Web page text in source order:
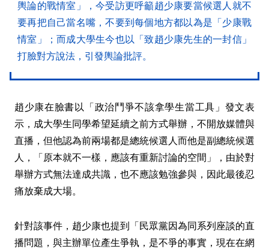
輿論的戰情室」，今受訪更呼籲趙少康要當候選人就不
要再把自己當名嘴，不要到每個地方都以為是「少康戰
情室」；而成大學生今也以「致趙少康先生的一封信」
打臉對方說法，引發輿論批評。
趙少康在臉書以「政治鬥爭不該拿學生當工具」發文表
示，成大學生同學希望延續之前方式舉辦，不開放媒體與
直播，但他認為前兩場都是總統候選人而他是副總統候選
人，「原本就不一樣，應該有重新討論的空間」，由於對
舉辦方式無法達成共識，也不應該勉強參與，因此最後忍
痛放棄成大場。
針對該事件，趙少康也提到「民眾黨因為同系列座談的直
播問題，與主辦單位產生爭執，是不爭的事實，現在在網